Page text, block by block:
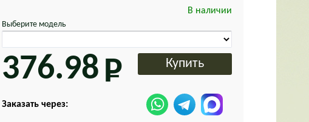
В наличии
Выберите модель
376.98
Заказать через: